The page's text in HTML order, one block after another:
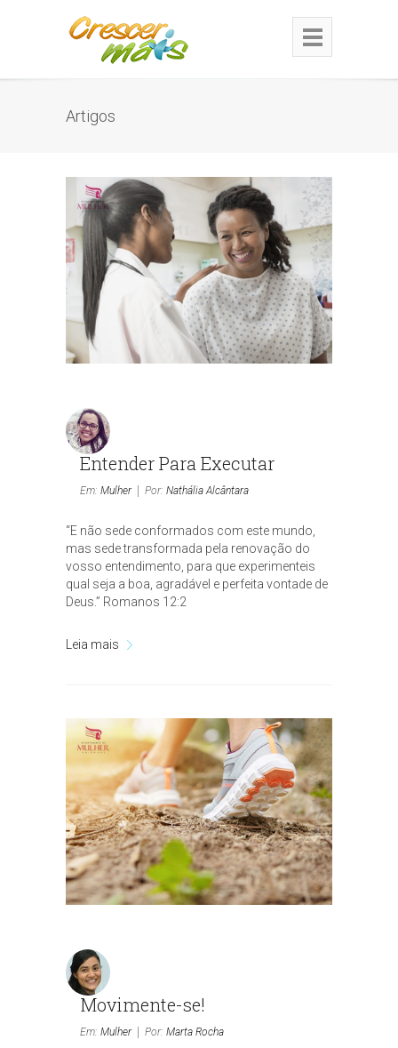
Artigos
Entender Para Executar
Em: Mulher Por: Nathália Alcântara
“E não sede conformados com este mundo,
mas sede transformada pela renovação do
vosso entendimento, para que experimenteis
qual seja a boa, agradável e perfeita vontade de
Deus.” Romanos 12:2
Leia mais
Movimente-se!
Em: Mulher Por: Marta Rocha